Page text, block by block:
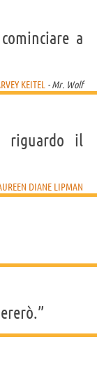
a
KEITEL - Mr. Wolf
riguardo il
DIANE LIPMAN